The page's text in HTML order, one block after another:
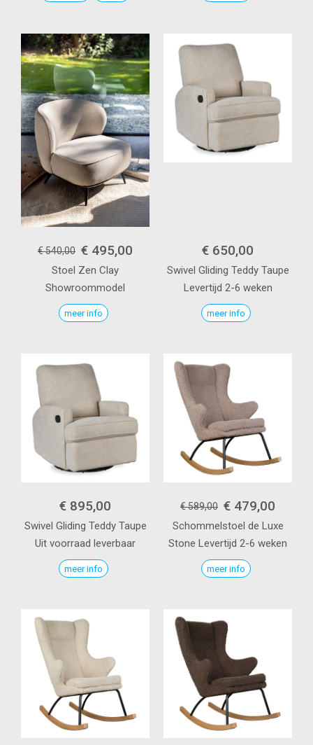
€ 540,00 € 495,00
Stoel Zen Clay
Showroommodel
meer info
€ 650,00
Swivel Gliding Teddy Taupe
Levertijd 2-6 weken
meer info
€ 895,00
Swivel Gliding Teddy Taupe
Uit voorraad leverbaar
meer info
€ 589,00 € 479,00
Schommelstoel de Luxe
Stone Levertijd 2-6 weken
meer info